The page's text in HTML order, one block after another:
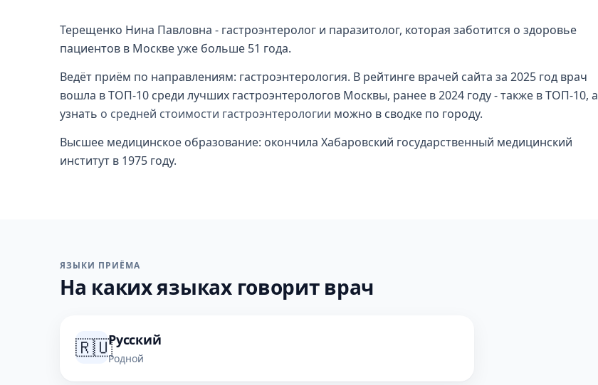
Терещенко Нина Павловна - гастроэнтеролог и паразитолог, которая заботится о здоровье
пациентов в Москве уже больше 51 года.
Ведёт приём по направлениям: гастроэнтерология. В рейтинге врачей сайта за 2025 год врач
вошла в ТОП-10 среди лучших гастроэнтерологов Москвы, ранее в 2024 году - также в ТОП-10, а
узнать о средней стоимости гастроэнтерологии можно в сводке по городу.
Высшее медицинское образование: окончила Хабаровский государственный медицинский
институт в 1975 году.
ЯЗЫКИ ПРИЁМА
На каких языках говорит врач
🇷🇺Русский
Родной